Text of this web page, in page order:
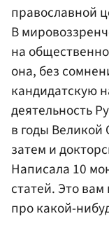
православной
В
на
она, без
кандидатскую
деятельность
в годы Великой
затем и
Написала 10
статей. Это
про какой-